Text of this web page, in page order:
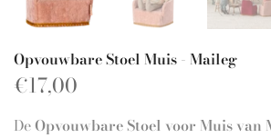
Opvouwbare Stoel Muis - Maileg
€17,00
DeOpvouwbare Stoel voor Muis van